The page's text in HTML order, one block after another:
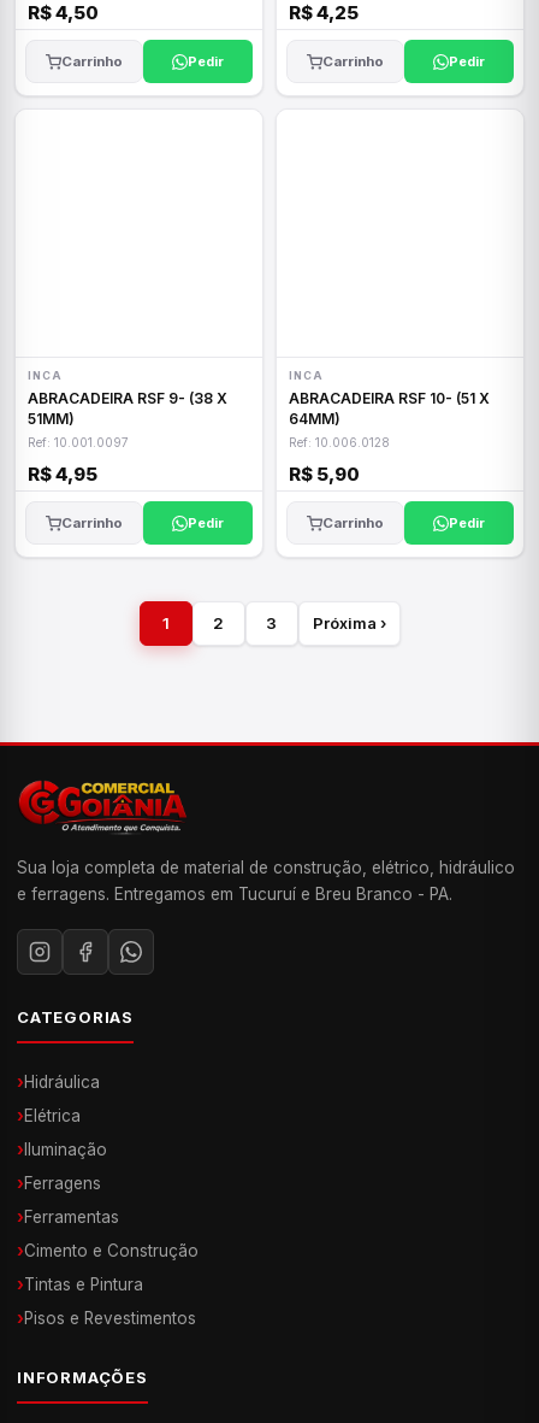
R$ 4,50
Carrinho Pedir
R$ 4,25
Carrinho Pedir
INCA
ABRACADEIRA RSF 9- (38 X
51MM)
Ref: 10.001.0097
R$ 4,95
Carrinho Pedir
INCA
ABRACADEIRA RSF 10- (51 X
64MM)
Ref: 10.006.0128
R$ 5,90
Carrinho Pedir
1 2 3 Próxima ›
Sua loja completa de material de construção, elétrico, hidráulico
e ferragens. Entregamos em Tucuruí e Breu Branco - PA.
CATEGORIAS
›Hidráulica
›Elétrica
› Iluminação
›Ferragens
›Ferramentas
›Cimento e Construção
›Tintas e Pintura
›Pisos e Revestimentos
INFORMAÇÕES